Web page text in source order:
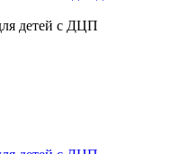
детей с ДЦП